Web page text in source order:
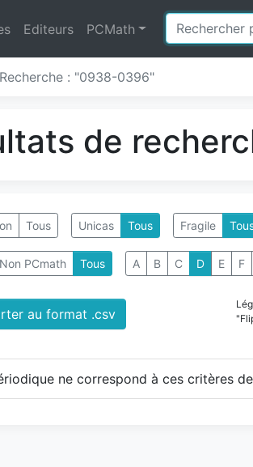
Editeurs PCMath
Recherche : "0938-0396"
de
Tous Unicas Tous Fragile
Non PCmath Tous A B C D E F
au format .csv
ne correspond à ces critères